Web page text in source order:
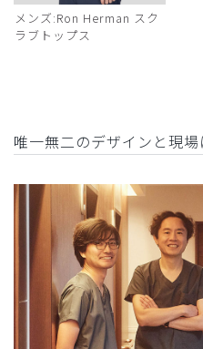
メンズ:Ron Herman スク
ラブトップス
唯一無二のデザインと現